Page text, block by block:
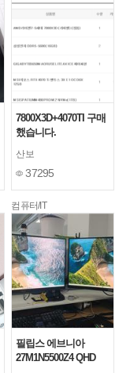
7800X3D+4070TI 구매
했습니다.
산보
37295
컴퓨터/IT
필립스 에브니아
27M1N5500Z4 QHD